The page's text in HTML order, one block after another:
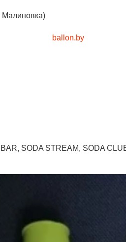
Малиновка)
SODA STREAM, SODA